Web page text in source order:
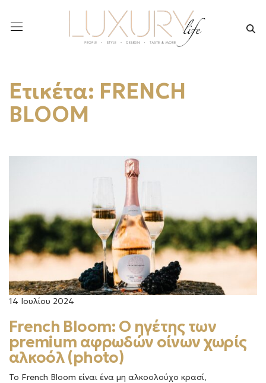
Ετικέτα: FRENCH
BLOOM
14 Ιουλίου 2024
French Bloom: Ο ηγέτης των
premium αφρωδών οίνων χωρίς
αλκοόλ (photo)
Το French Bloom είναι ένα μη αλκοολούχο κρασί,